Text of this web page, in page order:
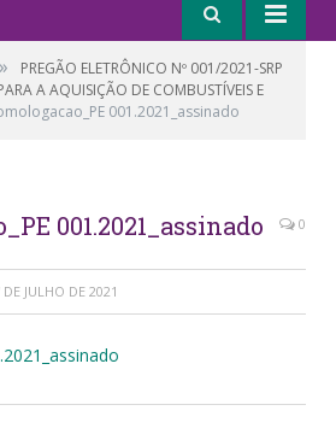
»
PREGÃO ELETRÔNICO Nº 001/2021-SRP
A AQUISIÇÃO DE COMBUSTÍVEIS E
001.2021_assinado
001.2021_assinado 0
DE JULHO DE 2021